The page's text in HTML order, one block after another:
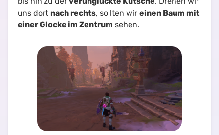
uns dort nach rechts, sollten wir einen Baum mit
einer Glocke im Zentrum sehen.